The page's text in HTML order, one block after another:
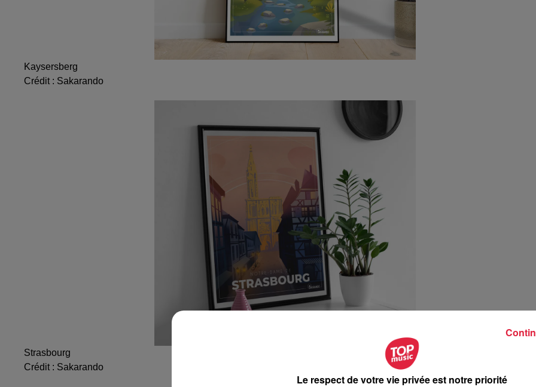
Kaysersberg
Crédit : Sakarando
Strasbourg
Crédit : Sakarando
Le respect de votre vie privée est notre priorité